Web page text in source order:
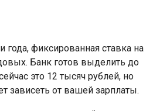
года, фиксированная ставка на
Банк готов выделить до
это 12 тысяч рублей, но
зависеть от вашей зарплаты.